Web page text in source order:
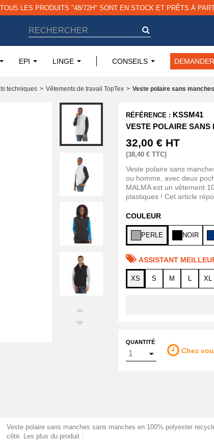
TOUS LES PRODUITS "48/72H" SONT EN STOCK ET PRÊTS À
EPI LINGE CONSEILS
techniques > Vêtements de travail TopTex > Veste polaire sans
RÉFÉRENCE : KSSM41
VESTE POLAIRE
32,00 € HT
(38,40 € TTC)
Veste polaire sans
ou homme, avec deux
MALMA est un vêtement
plastiques ! Cet article
COULEUR
PERLE NOIR
ASSISTANT
XS S M L XL
QUANTITÉ
Chez
Veste polaire sans manches sans manches en 100% polyester
côté. Les plus du produit :